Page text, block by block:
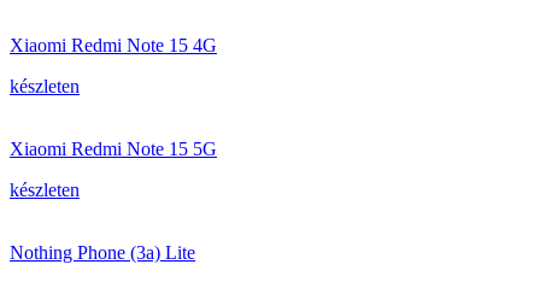
Xiaomi Redmi Note 15 4G
készleten
Xiaomi Redmi Note 15 5G
készleten
Nothing Phone (3a) Lite